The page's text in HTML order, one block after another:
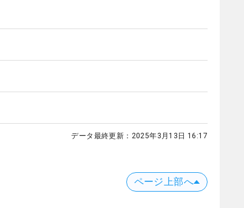
データ最終更新： 2025年3月13日 16:17
ページ上部へ